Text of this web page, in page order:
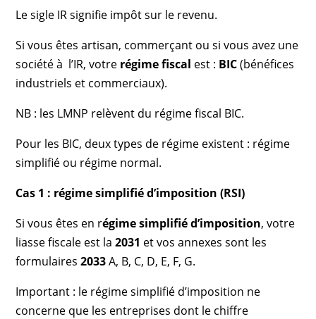
Le sigle IR signifie impôt sur le revenu.
Si vous êtes artisan, commerçant ou si vous avez une
société à l’IR, votre régime fiscal est : BIC(bénéfices
industriels et commerciaux).
NB : les LMNP relèvent du régime fiscal BIC.
Pour les BIC, deux types de régime existent : régime
simplifié ou régime normal.
Cas 1 : régime simplifié d’imposition (RSI)
Si vous êtes en régime simplifié d’imposition, votre
liasse fiscale est la2031 et vos annexes sont les
formulaires2033A, B, C, D, E, F, G.
Important : le régime simplifié d’imposition ne
concerne que les entreprises dont le chiffre